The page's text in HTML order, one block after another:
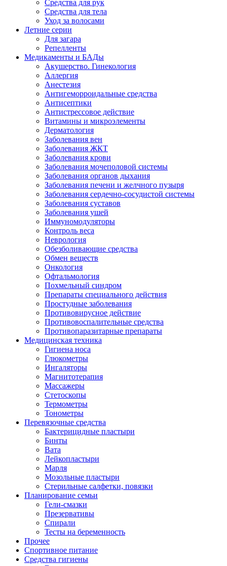
Средства для рук
Средства для тела
Уход за волосами
Летние серии
Для загара
Репелленты
Медикаменты и БАДы
Акушерство. Гинекология
Аллергия
Анестезия
Антигеморроидальные средства
Антисептики
Антистрессовое действие
Витамины и микроэлементы
Дерматология
Заболевания вен
Заболевания ЖКТ
Заболевания крови
Заболевания мочеполовой системы
Заболевания органов дыхания
Заболевания печени и желчного пузыря
Заболевания сердечно-сосудистой системы
Заболевания суставов
Заболевания ушей
Иммуномодуляторы
Контроль веса
Неврология
Обезболивающие средства
Обмен веществ
Онкология
Офтальмология
Похмельный синдром
Препараты специального действия
Простудные заболевания
Противовирусное действие
Противовоспалительные средства
Противопаразитарные препараты
Медицинская техника
Гигиена носа
Глюкометры
Ингаляторы
Магнитотерапия
Массажеры
Стетоскопы
Термометры
Тонометры
Перевязочные средства
Бактерицидные пластыри
Бинты
Вата
Лейкопластыри
Марля
Мозольные пластыри
Стерильные салфетки, повязки
Планирование семьи
Гели-смазки
Презервативы
Спирали
Тесты на беременность
Прочее
Спортивное питание
Средства гигиены